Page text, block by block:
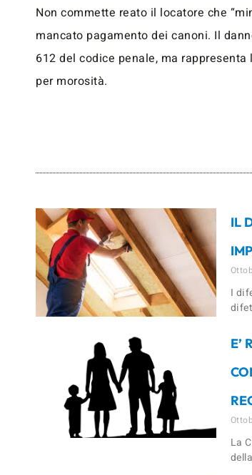
Non commette reato il locatore che
mancato pagamento dei canoni. Il
612 del codice penale, ma
per morosità.
IL
I
E’
La